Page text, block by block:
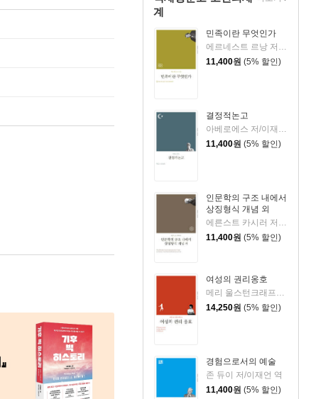
계
민족이란 무엇인가
에르네스트 르낭 저/신행선 역
11,400원 (5% 할인)
결정적논고
11,400원 (5% 할인)
인문학의 구조 내에서
상징형식 개념 외
11,400원 (5% 할인)
여성의 권리옹호
메리 울스턴크래프트 저/문수현 역
14,250원 (5% 할인)
경험으로서의 예술
존 듀이 저/이재언 역
11,400원 (5% 할인)